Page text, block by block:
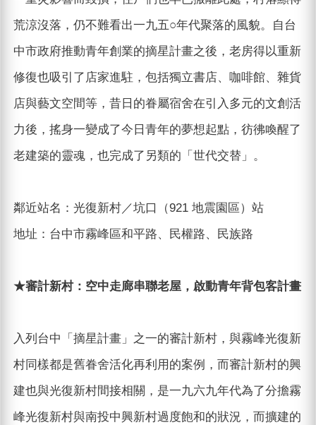
荒涼沒落，仍不難看出一九五○年代聚落的風貌。自台
中市政府推動青年創業的摘星計畫之後，老房得以重新
修復也吸引了店家進駐，包括獨立書店、咖啡館、雜貨
店與藝文空間等，昔日的眷屬宿舍在引入多元的文創活
力後，搖身一變成了今日青年的夢想起點，彷彿喚醒了
老建築的靈魂，也完成了另類的「世代交替」。
鄰近站名：光復新村／坑口（921 地震園區）站
地址：台中市霧峰區和平路、民權路、民族路
★審計新村：空中走廊串聯老屋，啟動青年背包客計畫
入列台中「摘星計畫」之一的審計新村，與霧峰光復新
村同樣都是舊眷舍活化再利用的案例，而審計新村的興
建也與光復新村間接相關，是一九六九年代為了分擔霧
峰光復新村與南投中興新村過度飽和的狀況，而擴建的